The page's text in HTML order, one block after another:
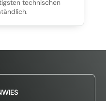
technischen